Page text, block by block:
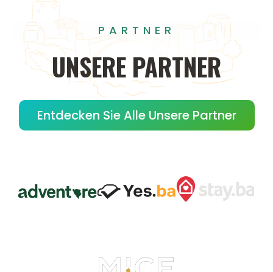
PARTNER
UNSERE PARTNER
Entdecken Sie Alle Unsere Partner